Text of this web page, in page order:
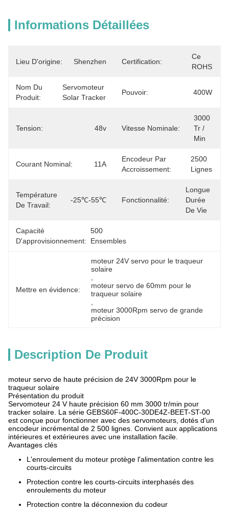
Informations Détaillées
Lieu D'origine: Shenzhen Certification:
Ce
ROHS
Nom Du
Produit:
Servomoteur
Solar Tracker
Pouvoir: 400W
Tension: 48v Vitesse Nominale:
3000
Tr /
Min
Courant Nominal: 11A
Encodeur Par
Accroissement:
2500
Lignes
Température
De Travail:
-25℃-55℃ Fonctionnalité:
Longue
Durée
De Vie
Capacité
D'approvisionnement:
500
Ensembles
Mettre en évidence:
moteur 24V servo pour le traqueur
solaire
moteur servo de 60mm pour le
traqueur solaire
moteur 3000Rpm servo de grande
précision
Description De Produit
moteur servo de haute précision de 24V 3000Rpm pour le
traqueur solaire
Présentation du produit
Servomoteur 24 V haute précision 60 mm 3000 tr/min pour
tracker solaire. La série GEBS60F-400C-30DE4Z-BEET-ST-00
est conçue pour fonctionner avec des servomoteurs, dotés d'un
encodeur incrémental de 2 500 lignes. Convient aux applications
intérieures et extérieures avec une installation facile.
Avantages clés
L'enroulement du moteur protège l'alimentation contre les
courts-circuits
Protection contre les courts-circuits interphasés des
enroulements du moteur
Protection contre la déconnexion du codeur